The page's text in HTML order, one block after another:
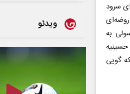
سرود
به
که گویی
ویدئو